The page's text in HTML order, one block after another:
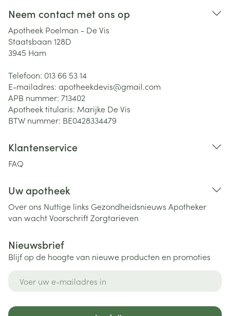
Neem contact met ons op
Apotheek Poelman - De Vis
Staatsbaan 128D
3945 Ham
Telefoon: 013 66 53 14
E-mailadres: apotheekdevis@gmail.com
APB nummer: 713402
Apotheek titularis: Marijke De Vis
BTW nummer: BE0428334479
Klantenservice
FAQ
Uw apotheek
Over ons Nuttige links Gezondheidsnieuws Apotheker
van wachtVoorschriftZorgtarieven
Nieuwsbrief
Blijf op de hoogte van nieuwe producten en promoties